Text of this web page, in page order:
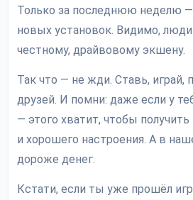
Только за последнюю неделю
новых установок. Видимо, люди
честному, драйвовому экшену.
Так что — не жди. Ставь, играй,
друзей. И помни: даже если у
— этого хватит, чтобы
и хорошего настроения. А в
дороже денег.
Кстати, если ты уже прошёл